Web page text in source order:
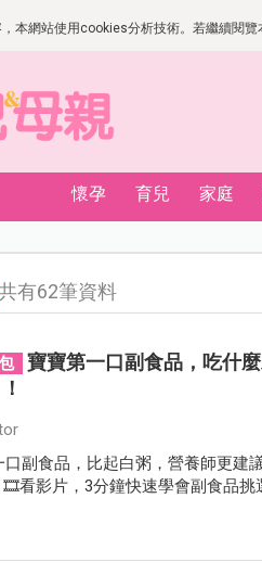
本網站使用cookies分析技術。若繼續閱
懷孕 育兒 家庭
有62筆資料
寶寶第一口副食品，吃什
口副食品，比起白粥，營養師更建
🎞️看影片，3分鐘快速學會副食品挑